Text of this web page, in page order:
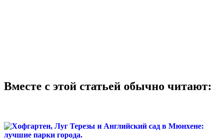
Вместе с этой статьей обычно читают: